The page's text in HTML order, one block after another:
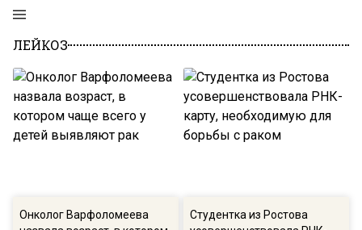
ЛЕЙКОЗ
Онколог Варфоломеева
Студентка из Ростова